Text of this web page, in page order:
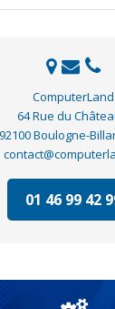
ComputerLand
64 Rue du
92100 Boulogne-
01 46 99 42